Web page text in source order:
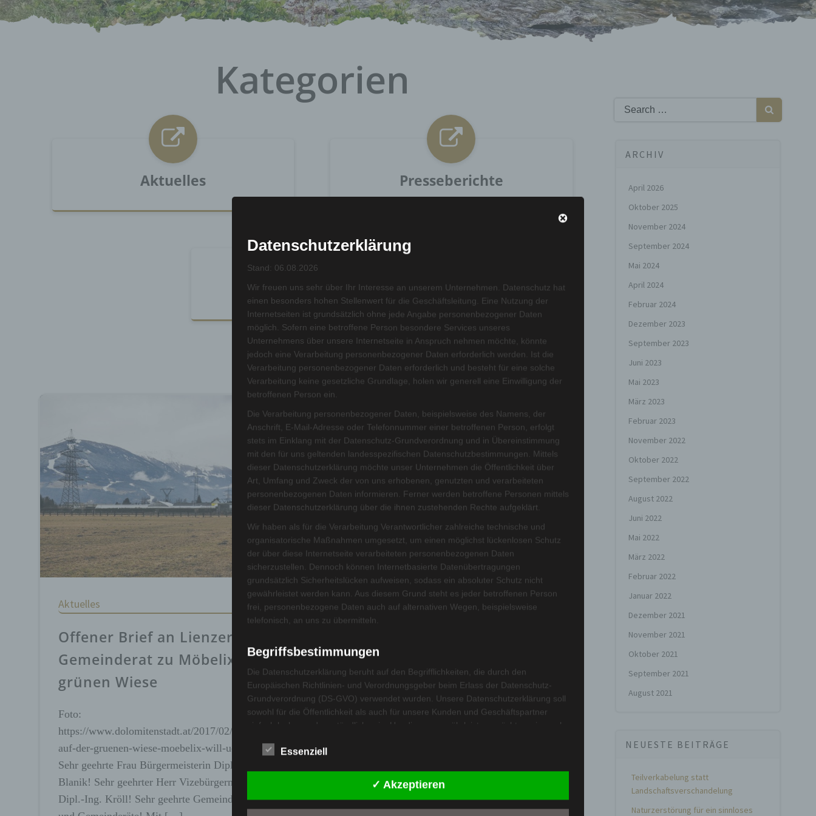
Kategorien
Aktuelles Presseberichte
Wissenswertes
Aktuelles
Offener Brief an Lienzer
Gemeinderat zu Möbelix in der
grünen Wiese
Foto:
https://www.dolomitenstadt.at/2017/02/25/einkaufen-
auf-der-gruenen-wiese-moebelix-will-uebersiedeln/
Sehr geehrte Frau Bürgermeisterin Dipl.-Ing.
Blanik! Sehr geehrter Herr Vizebürgermeister
Dipl.-Ing. Kröll! Sehr geehrte Gemeinderätinnen
Search
ARCHIV
April 2026
Oktober 2025
November 2024
September 2024
Mai 2024
April 2024
Februar 2024
Dezember 2023
September 2023
Juni 2023
Mai 2023
März 2023
Februar 2023
November 2022
Oktober 2022
September 2022
August 2022
Juni 2022
Mai 2022
März 2022
Februar 2022
Januar 2022
Dezember 2021
November 2021
Oktober 2021
September 2021
August 2021
NEUESTE BEITRÄGE
Teilverkabelung statt
Landschaftsverschandelung
Naturzerstörung für ein sinnloses
Datenschutzerklärung
Stand: 06.08.2026
Wir freuen uns sehr über Ihr Interesse an unserem Unternehmen. Datenschutz hat
einen besonders hohen Stellenwert für die Geschäftsleitung. Eine Nutzung der
Internetseiten ist grundsätzlich ohne jede Angabe personenbezogener Daten
möglich. Sofern eine betroffene Person besondere Services unseres
Unternehmens über unsere Internetseite in Anspruch nehmen möchte, könnte
jedoch eine Verarbeitung personenbezogener Daten erforderlich werden. Ist die
Verarbeitung personenbezogener Daten erforderlich und besteht für eine solche
Verarbeitung keine gesetzliche Grundlage, holen wir generell eine Einwilligung der
betroffenen Person ein.
Die Verarbeitung personenbezogener Daten, beispielsweise des Namens, der
Anschrift, E-Mail-Adresse oder Telefonnummer einer betroffenen Person, erfolgt
stets im Einklang mit der Datenschutz-Grundverordnung und in Übereinstimmung
mit den für uns geltenden landesspezifischen Datenschutzbestimmungen. Mittels
dieser Datenschutzerklärung möchte unser Unternehmen die Öffentlichkeit über
Art, Umfang und Zweck der von uns erhobenen, genutzten und verarbeiteten
personenbezogenen Daten informieren. Ferner werden betroffene Personen mittels
dieser Datenschutzerklärung über die ihnen zustehenden Rechte aufgeklärt.
Wir haben als für die Verarbeitung Verantwortlicher zahlreiche technische und
organisatorische Maßnahmen umgesetzt, um einen möglichst lückenlosen Schutz
der über diese Internetseite verarbeiteten personenbezogenen Daten
sicherzustellen. Dennoch können Internetbasierte Datenübertragungen
grundsätzlich Sicherheitslücken aufweisen, sodass ein absoluter Schutz nicht
gewährleistet werden kann. Aus diesem Grund steht es jeder betroffenen Person
frei, personenbezogene Daten auch auf alternativen Wegen, beispielsweise
telefonisch, an uns zu übermitteln.
Begriffsbestimmungen
Die Datenschutzerklärung beruht auf den Begrifflichkeiten, die durch den
Europäischen Richtlinien- und Verordnungsgeber beim Erlass der Datenschutz-
Grundverordnung (DS-GVO) verwendet wurden. Unsere Datenschutzerklärung soll
sowohl für die Öffentlichkeit als auch für unsere Kunden und Geschäftspartner
einfach lesbar und verständlich sein. Um dies zu gewährleisten, möchten wir vorab
Wir verwenden in dieser Datenschutzerklärung unter anderem die folgenden
Begriffe:
a) personenbezogene Daten
Essenziell
✓ Akzeptieren